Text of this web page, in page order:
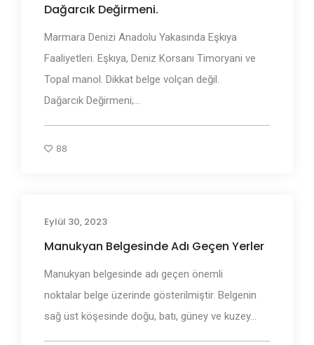
Dağarcık Değirmeni.
Marmara Denizi Anadolu Yakasında Eşkıya
Faaliyetleri. Eşkıya, Deniz Korsanı Timoryani ve
Topal manol. Dikkat belge volçan değil.
Dağarcık Değirmeni;...
88
Eylül 30, 2023
Manukyan Belgesinde Adı Geçen Yerler
Manukyan belgesinde adı geçen önemli
noktalar belge üzerinde gösterilmiştir. Belgenin
sağ üst köşesinde doğu, batı, güney ve kuzey...